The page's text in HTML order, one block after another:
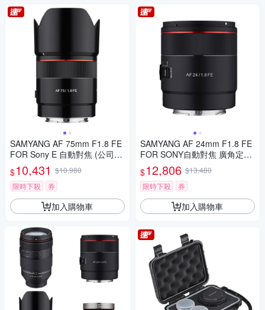
SAMYANG AF 75mm F1.8 FE
FOR Sony E 自動對焦 (公司
貨)
$10,431 $10,980
限時下殺
券
加入購物車
SAMYANG AF 24mm F1.8 FE
FOR SONY自動對焦 廣角定焦
鏡頭 (公司貨)
$12,806 $13,480
限時下殺
券
加入購物車